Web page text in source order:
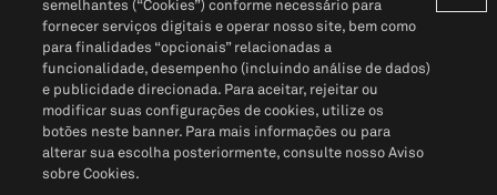
Não Venda Minhas Informações Pessoais© 2026 S&P Global
semelhantes (“Cookies”) conforme necessário para
fornecer serviços digitais e operar nosso site, bem como
para finalidades “opcionais” relacionadas a
funcionalidade, desempenho (incluindo análise de dados)
e publicidade direcionada. Para aceitar, rejeitar ou
modificar suas configurações de cookies, utilize os
botões neste banner. Para mais informações ou para
alterar sua escolha posteriormente, consulte nosso Aviso
sobre Cookies.